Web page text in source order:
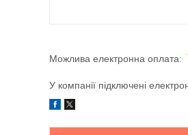
У компанії підключені